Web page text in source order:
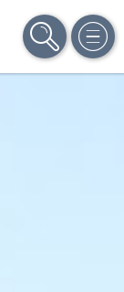
SUCHE MENÜ